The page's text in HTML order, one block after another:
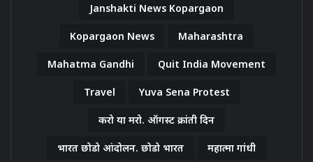
Janshakti News Kopargaon
Kopargaon News Maharashtra
Mahatma Gandhi Quit India Movement
Travel Yuva Sena Protest
करो या मरो. ऑगस्ट क्रांती दिन
भारत छोडो आंदोलन. छोडो भारत महात्मा गांधी